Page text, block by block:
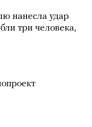
нанесла удар
три человека,